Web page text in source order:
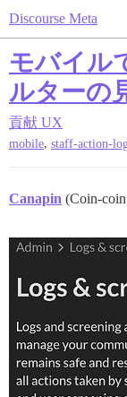
Discourse Meta
モバイル
ルターの
貢献 UX
mobile, staff-action-
Canapin (Coin-